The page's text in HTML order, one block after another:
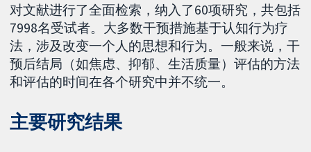
对文献进行了全面检索，纳入了60项研究，共包括
7998名受试者。大多数干预措施基于认知行为疗
法，涉及改变一个人的思想和行为。一般来说，干
预后结局（如焦虑、抑郁、生活质量）评估的方法
和评估的时间在各个研究中并不统一。
主要研究结果